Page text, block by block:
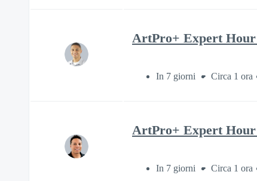
ArtPro+ Expert Hour
In 7 giorni Circa 1 ora
ArtPro+ Expert Hour
In 7 giorni Circa 1 ora